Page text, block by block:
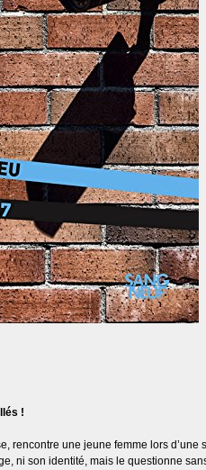
!
rencontre une jeune femme lors d’une
ni son identité, mais le questionne